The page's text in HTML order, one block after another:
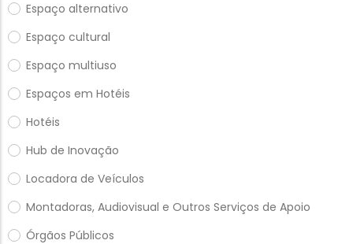
Espaço alternativo
Espaço cultural
Espaço multiuso
Espaços em Hotéis
Hotéis
Hub de Inovação
Locadora de Veículos
Montadoras, Audiovisual e Outros Serviços de Apoio
Órgãos Públicos